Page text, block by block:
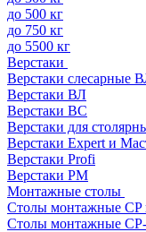
до 500 кг
до 750 кг
до 5500 кг
Верстаки
Верстаки слесарные
Верстаки ВЛ
Верстаки ВС
Верстаки для
Верстаки Expert и
Верстаки Profi
Верстаки РМ
Монтажные столы
Столы монтажные СP
Столы монтажные СР-